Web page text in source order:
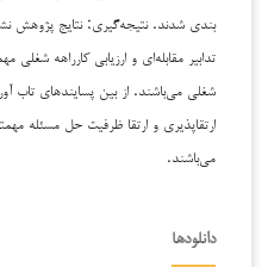
بندی شدند. نتیجه‌گیری: نتایج پژوهش
تدابیر مقابله‌ای و ارزیابی کارراهه شغلی
شغلی می‌باشند. از بین پسایندهای تاب
ارتقاپذیری و ارتقا ظرفیت حل مسئله
می‌باشند.
دانلودها